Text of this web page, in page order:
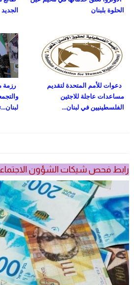
الجديد 2023-2024
الحلوة بلبنان
رزمة
دعوات للأمم المتحدة لتقديم
مساعدات عاجلة للاجئين
الفلسطينيين في لبنان...
رابط فحص شيكات الشؤون